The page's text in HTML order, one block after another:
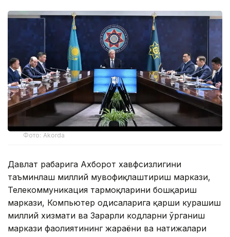
Фото: Akorda
Давлат раҳбарига Ахборот хавфсизлигини
таъминлаш миллий мувофиқлаштириш маркази,
Телекоммуникация тармоқларини бошқариш
маркази, Компьютер ҳодисаларига қарши курашиш
миллий хизмати ва Зарарли кодларни ўрганиш
маркази фаолиятининг жараёни ва натижалари